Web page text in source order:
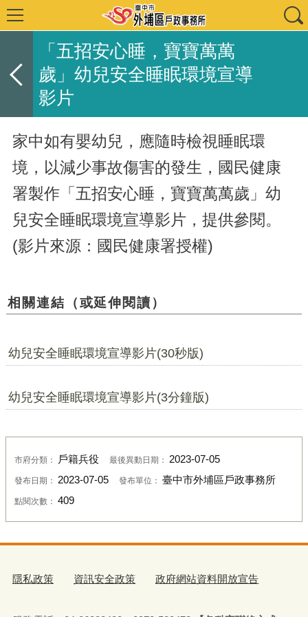
「五招安心睡，寶寶萬萬
歲」幼兒安全睡眠環境宣導
影片
家中如有嬰幼兒，應隨時檢視睡眠環
境，以減少事故傷害的發生，國民健康
署製作「五招安心睡，寶寶萬萬歲」幼
兒安全睡眠環境宣導影片，提供參閱。
(影片來源：國民健康署授權)
相關連結（或延伸閱讀）
幼兒安全睡眠環境宣導影片(30秒版)
幼兒安全睡眠環境宣導影片(3分鐘版)
市府分類： 戶籍兵役 最後異動日期： 2023-07-05
發布日期： 2023-07-05 發布單位： 臺中市外埔區戶政事務所
點閱次數： 409
隱私政策 資訊安全政策 政府網站資料開放宣告